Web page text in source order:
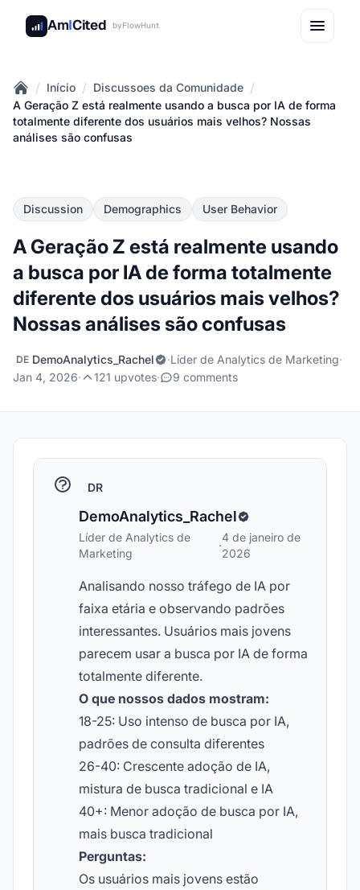
AmICited byFlowHunt
Home
/ Início / Discussoes da Comunidade /
A Geração Z está realmente usando a busca por IA de forma
totalmente diferente dos usuários mais velhos? Nossas
análises são confusas
Discussion Demographics User Behavior
A Geração Z está realmente usando
a busca por IA de forma totalmente
diferente dos usuários mais velhos?
Nossas análises são confusas
DE DemoAnalytics_Rachel ·Líder de Analytics de Marketing·
Jan 4, 2026· 121 upvotes· 9 comments
DR
DemoAnalytics_Rachel
Líder de Analytics de
Marketing
·
4 de janeiro de
2026
Analisando nosso tráfego de IA por
faixa etária e observando padrões
interessantes. Usuários mais jovens
parecem usar a busca por IA de forma
totalmente diferente.
O que nossos dados mostram:
18-25: Uso intenso de busca por IA,
padrões de consulta diferentes
26-40: Crescente adoção de IA,
mistura de busca tradicional e IA
40+: Menor adoção de busca por IA,
mais busca tradicional
Perguntas:
Os usuários mais jovens estão